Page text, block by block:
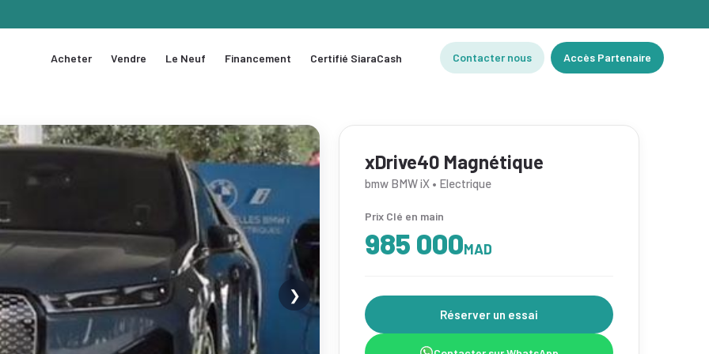
Acheter Vendre Le Neuf Financement Certifié SiaraCash Contacter nous Accès Partenaire
❯
xDrive40 Magnétique
bmw BMW iX • Electrique
Prix Clé en main
985 000MAD
Réserver un essai